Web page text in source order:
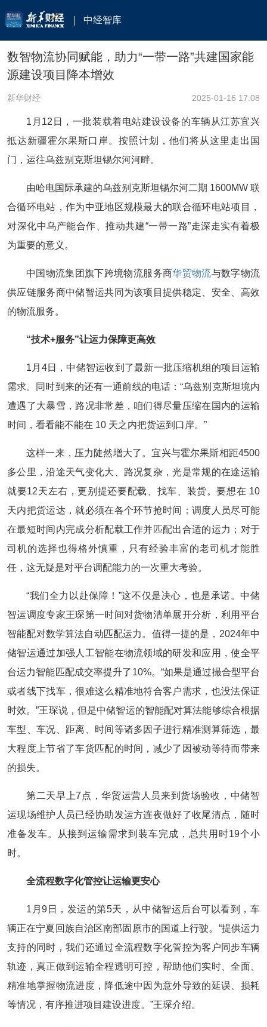
中经智库
数智物流协同赋能，助力“一带一路”共建国家能
源建设项目降本增效
新华财经 2025-01-16 17:08
1月12日，一批装载着电站建设设备的车辆从江苏宜兴
抵达新疆霍尔果斯口岸。按照计划，他们将从这里走出国
门，运往乌兹别克斯坦锡尔河河畔。
由哈电国际承建的乌兹别克斯坦锡尔河二期 1600MW 联
合循环电站，作为中亚地区规模最大的联合循环电站项目，
对深化中乌产能合作、推动共建“一带一路”走深走实有着极
为重要的意义。
中国物流集团旗下跨境物流服务商华贸物流与数字物流
供应链服务商中储智运共同为该项目提供稳定、安全、高效
的物流服务。
“技术+服务”让运力保障更高效
1月4日，中储智运收到了最新一批压缩机组的项目运输
需求。同时到来的还有一通前线的电话：“乌兹别克斯坦境内
遭遇了大暴雪，路况非常差，咱们得尽量压缩在国内的运输
时间，看看能不能在 10 天之内把货运到口岸。”
这样一来，压力陡然增大了。宜兴与霍尔果斯相距4500
多公里，沿途天气变化大、路况复杂，光是常规的在途运输
就要12天左右，更别提还要配载、找车、装货。要想在 10
天内把货运达，就必须在各个环节抢时间：调度人员尽可能
在最短时间内完成分析配载工作并匹配出合适的运力；对于
司机的选择也得格外慎重，只有经验丰富的老司机才能胜
任，这无疑是对平台调配能力的一次重大考验。
“我们全力以赴保障！”这不仅是决心，也是承诺。中储
智运调度专家王琛第一时间对货物清单展开分析，利用平台
智能配对数学算法自动匹配运力。值得一提的是，2024年中
储智运通过加强人工智能在物流领域的研发和应用，使全平
台运力智能匹配成交率提升了10%。“如果是通过撮合型平台
或者线下找车，很难这么精准地符合客户需求，也没法保证
时效。”王琛说，但是中储智运的智能配对算法能够综合根据
车型、车况、距离、时间等诸多因子进行精准测算筛选，最
大程度上节省了车货匹配的时间，减少了因被动等待而带来
的损失。
第二天早上7点，华贸运营人员来到货场验收，中储智
运现场维护人员已经协助发运方连夜做好了收尾清点，随时
准备发车。从接到运输需求到装车完成，总共用时19个小
时。
全流程数字化管控让运输更安心
1月9日，发运的第5天，从中储智运后台可以看到，车
辆正在宁夏回族自治区南部固原市的国道上行驶。“提供运力
支持的同时，我们还通过全流程数字化管控为客户同步车辆
轨迹，真正做到运输全程透明可控，帮助他们实时、全面、
精准地掌握物流进度，降低途中因为意外导致的延误、损耗
等情况，有序推进项目建设进度。”王琛介绍。